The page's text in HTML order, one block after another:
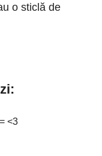
o sticlă de
<3